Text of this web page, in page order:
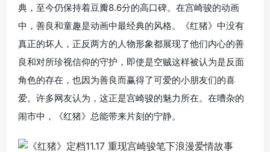
典，至今仍保持着豆瓣8.6分的高口碑。在宫崎骏的动画
中，善良和童趣是动画中最经典的风格。《红猪》中没有
真正的坏人，正反两方的人物形象都展现了他们内心的善
良和对所珍视信仰的守护，即使是空贼这样被认为是反面
角色的存在，也因为善良而赢得了可爱的小朋友们的喜
爱。许多网友认为，这正是宫崎骏的魅力所在。在嘈杂的
闹市中，《红猪》总能带来片刻的宁静。